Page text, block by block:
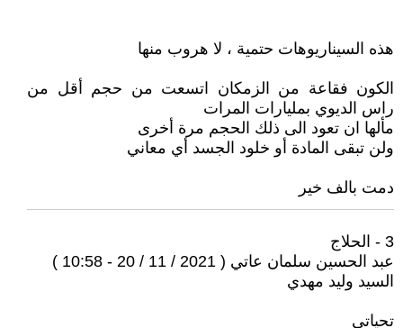
هذه السيناريوهات حتمية ، لا هروب منها
الكون فقاعة من الزمكان اتسعت من حجم أقل من
راس الديوي بمليارات المرات
مألها ان تعود الى ذلك الحجم مرة أخرى
ولن تبقى المادة أو خلود الجسد أي معاني
دمت بالف خير
3 - الحلاج
عبد الحسين سلمان عاتي ( 2021 / 11 / 20 - 10:58 )
السيد وليد مهدي
تحياتي